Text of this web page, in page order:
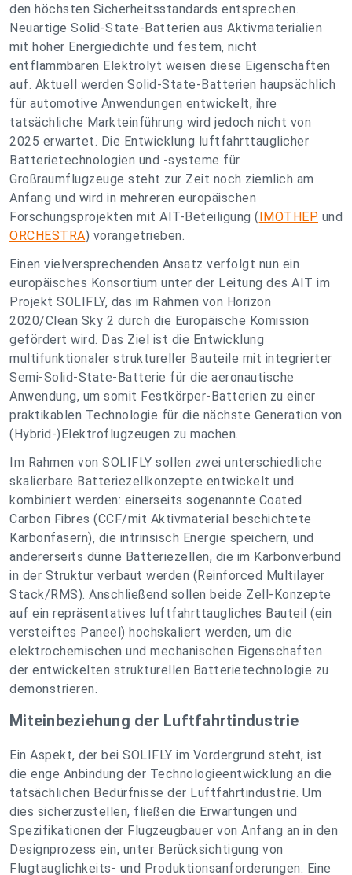
den höchsten Sicherheitsstandards entsprechen.
Neuartige Solid-State-Batterien aus Aktivmaterialien
mit hoher Energiedichte und festem, nicht
entflammbaren Elektrolyt weisen diese Eigenschaften
auf. Aktuell werden Solid-State-Batterien haupsächlich
für automotive Anwendungen entwickelt, ihre
tatsächliche Markteinführung wird jedoch nicht von
2025 erwartet. Die Entwicklung luftfahrttauglicher
Batterietechnologien und -systeme für
Großraumflugzeuge steht zur Zeit noch ziemlich am
Anfang und wird in mehreren europäischen
Forschungsprojekten mit AIT-Beteiligung (IMOTHEP und
ORCHESTRA) vorangetrieben.
Einen vielversprechenden Ansatz verfolgt nun ein
europäisches Konsortium unter der Leitung des AIT im
Projekt SOLIFLY, das im Rahmen von Horizon
2020/Clean Sky 2 durch die Europäische Komission
gefördert wird. Das Ziel ist die Entwicklung
multifunktionaler struktureller Bauteile mit integrierter
Semi-Solid-State-Batterie für die aeronautische
Anwendung, um somit Festkörper-Batterien zu einer
praktikablen Technologie für die nächste Generation von
(Hybrid-)Elektroflugzeugen zu machen.
Im Rahmen von SOLIFLY sollen zwei unterschiedliche
skalierbare Batteriezellkonzepte entwickelt und
kombiniert werden: einerseits sogenannte Coated
Carbon Fibres (CCF/mit Aktivmaterial beschichtete
Karbonfasern), die intrinsisch Energie speichern, und
andererseits dünne Batteriezellen, die im Karbonverbund
in der Struktur verbaut werden (Reinforced Multilayer
Stack/RMS). Anschließend sollen beide Zell-Konzepte
auf ein repräsentatives luftfahrttaugliches Bauteil (ein
versteiftes Paneel) hochskaliert werden, um die
elektrochemischen und mechanischen Eigenschaften
der entwickelten strukturellen Batterietechnologie zu
demonstrieren.
Miteinbeziehung der Luftfahrtindustrie
Ein Aspekt, der bei SOLIFLY im Vordergrund steht, ist
die enge Anbindung der Technologieentwicklung an die
tatsächlichen Bedürfnisse der Luftfahrtindustrie. Um
dies sicherzustellen, fließen die Erwartungen und
Spezifikationen der Flugzeugbauer von Anfang an in den
Designprozess ein, unter Berücksichtigung von
Flugtauglichkeits- und Produktionsanforderungen. Eine